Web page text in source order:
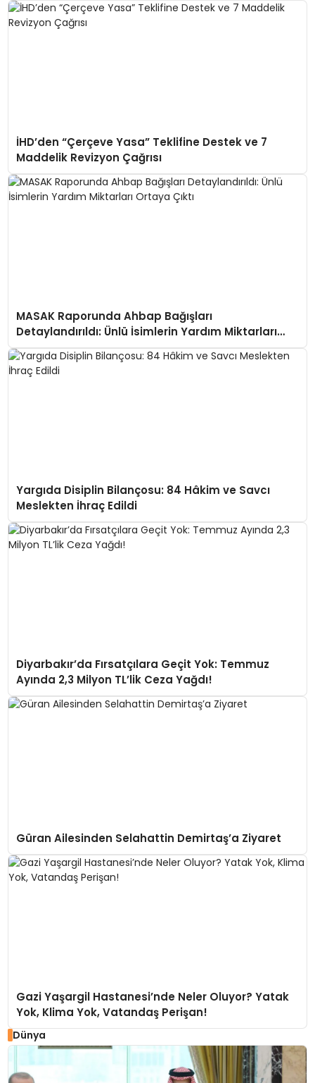
İHD’den “Çerçeve Yasa” Teklifine Destek ve 7
Maddelik Revizyon Çağrısı
MASAK Raporunda Ahbap Bağışları
Detaylandırıldı: Ünlü İsimlerin Yardım Miktarları
Ortaya Çıktı
Yargıda Disiplin Bilançosu: 84 Hâkim ve Savcı
Meslekten İhraç Edildi
Diyarbakır’da Fırsatçılara Geçit Yok: Temmuz
Ayında 2,3 Milyon TL’lik Ceza Yağdı!
Güran Ailesinden Selahattin Demirtaş’a Ziyaret
Gazi Yaşargil Hastanesi’nde Neler Oluyor? Yatak
Yok, Klima Yok, Vatandaş Perişan!
Dünya